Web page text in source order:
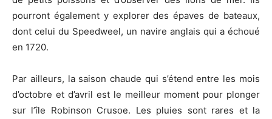
pourront également y explorer des épaves de bateaux,
dont celui du Speedweel, un navire anglais qui a échoué
en 1720.
Par ailleurs, la saison chaude qui s’étend entre les mois
d’octobre et d’avril est le meilleur moment pour plonger
sur l’île Robinson Crusoe. Les pluies sont rares et la